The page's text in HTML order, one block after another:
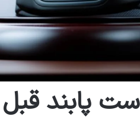
پابند قبل